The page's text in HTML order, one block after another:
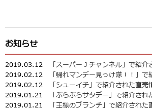
お知らせ
2019.03.12
「スーパーＪチャンネル」で紹
2019.02.12
「帰れマンデー見っけ隊！！」
2019.02.12
「シューイチ」で紹介された直売
2019.01.21
「ぶらぶらサタデー」で紹介され
2019.01.21
「王様のブランチ」で紹介された